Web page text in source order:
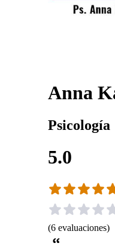
Anna
Psicología
5.0
(6 evaluaciones)